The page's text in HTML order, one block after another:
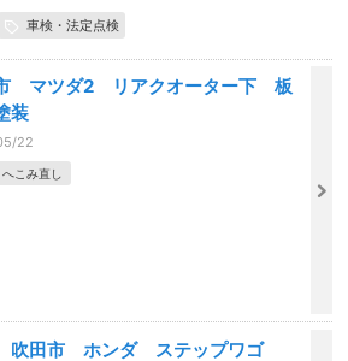
車検・法定点検
マツダ2 リアクオーター下 板
装
22
こみ直し
吹田市 ホンダ ステップワゴ